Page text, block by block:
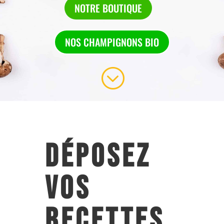
NOTRE BOUTIQUE
NOS CHAMPIGNONS BIO
;
déposez
vos